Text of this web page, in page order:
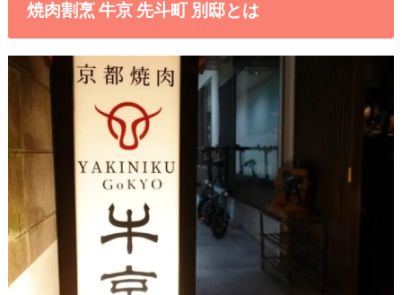
焼肉割烹 牛京 先斗町 別邸とは